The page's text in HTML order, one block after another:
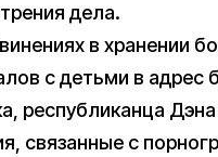
дела.
в хранении
с детьми в адрес
республиканца
связанные с